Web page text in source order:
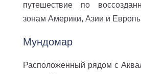
путешествие по
зонам Америки, Азии и
Мундомар
Расположенный рядом с